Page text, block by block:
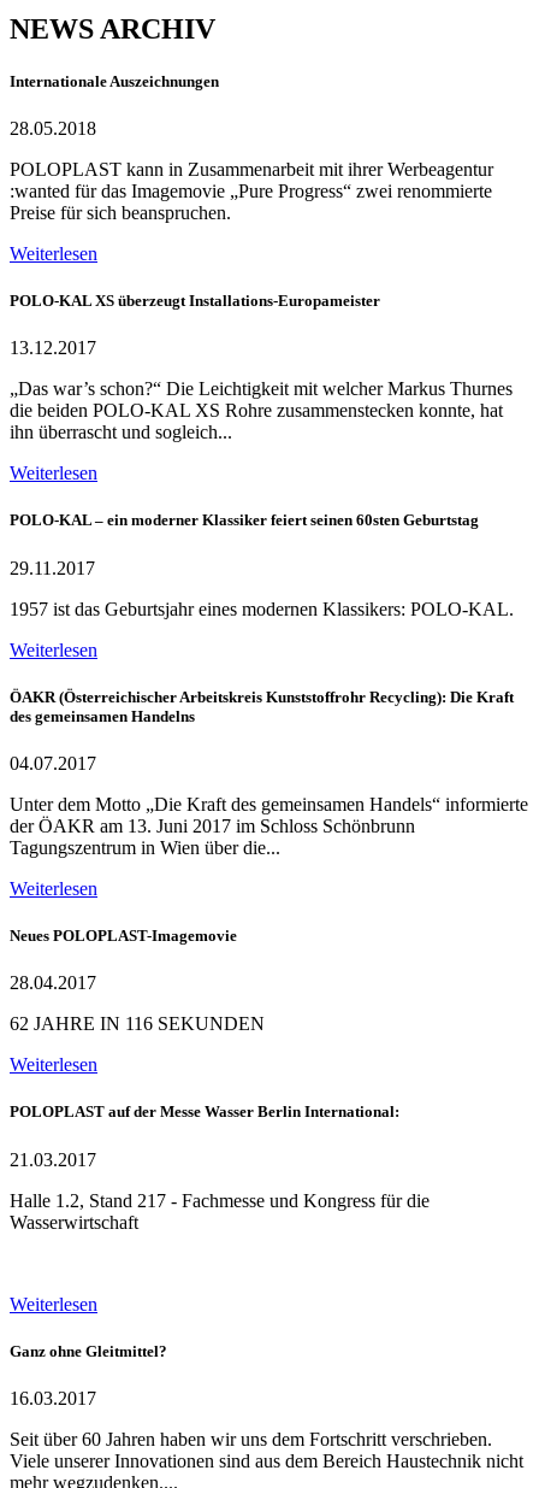
NEWS ARCHIV
Internationale Auszeichnungen
28.05.2018
POLOPLAST kann in Zusammenarbeit mit ihrer Werbeagentur
:wanted für das Imagemovie „Pure Progress“ zwei renommierte
Preise für sich beanspruchen.
Weiterlesen
POLO-KAL XS überzeugt Installations-Europameister
13.12.2017
„Das war’s schon?“ Die Leichtigkeit mit welcher Markus Thurnes
die beiden POLO-KAL XS Rohre zusammenstecken konnte, hat
ihn überrascht und sogleich...
Weiterlesen
POLO-KAL – ein moderner Klassiker feiert seinen 60sten Geburtstag
29.11.2017
1957 ist das Geburtsjahr eines modernen Klassikers: POLO-KAL.
Weiterlesen
ÖAKR (Österreichischer Arbeitskreis Kunststoffrohr Recycling): Die Kraft
des gemeinsamen Handelns
04.07.2017
Unter dem Motto „Die Kraft des gemeinsamen Handels“ informierte
der ÖAKR am 13. Juni 2017 im Schloss Schönbrunn
Tagungszentrum in Wien über die...
Weiterlesen
Neues POLOPLAST-Imagemovie
28.04.2017
62 JAHRE IN 116 SEKUNDEN
Weiterlesen
POLOPLAST auf der Messe Wasser Berlin International:
21.03.2017
Halle 1.2, Stand 217 - Fachmesse und Kongress für die
Wasserwirtschaft
Weiterlesen
Ganz ohne Gleitmittel?
16.03.2017
Seit über 60 Jahren haben wir uns dem Fortschritt verschrieben.
Viele unserer Innovationen sind aus dem Bereich Haustechnik nicht
mehr wegzudenken....